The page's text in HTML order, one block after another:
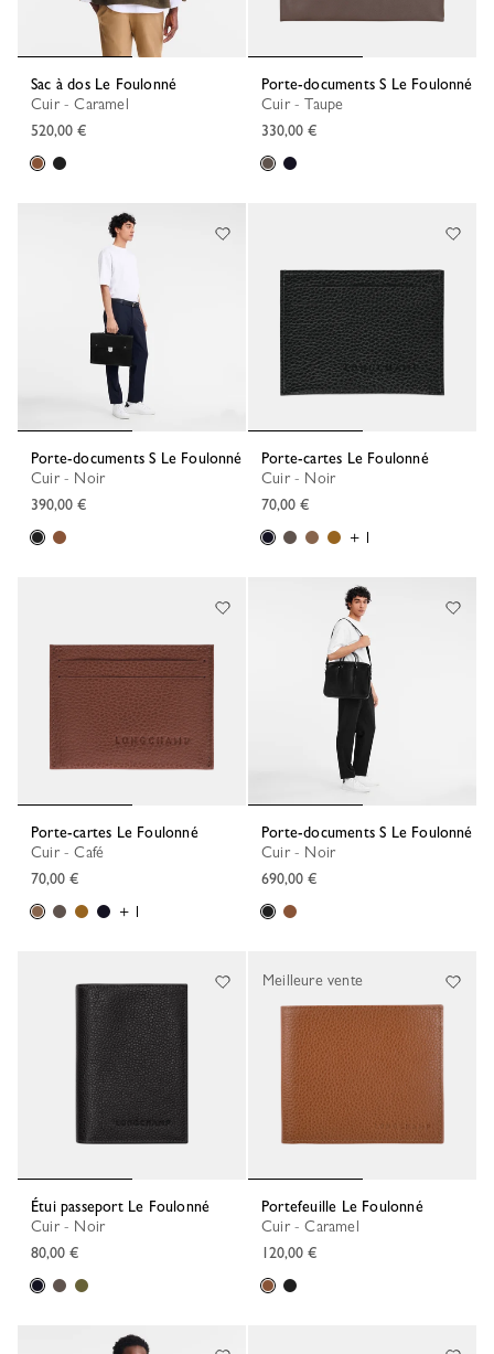
Sac à dos Le Foulonné
Cuir - Caramel
520,00 €
Porte-documents S Le Foulonné
Cuir - Taupe
330,00 €
Porte-documents S Le Foulonné
Cuir - Noir
390,00 €
Porte-cartes Le Foulonné
Cuir - Noir
70,00 €
+ 1
Porte-cartes Le Foulonné
Cuir - Café
70,00 €
+ 1
Porte-documents S Le Foulonné
Cuir - Noir
690,00 €
Étui passeport Le Foulonné
Cuir - Noir
80,00 €
Portefeuille Le Foulonné
Cuir - Caramel
120,00 €
Meilleure vente